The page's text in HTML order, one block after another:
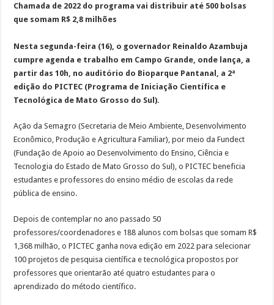
Chamada de 2022 do programa vai distribuir até 500 bolsas
que somam R$ 2,8 milhões
Nesta segunda-feira (16), o governador Reinaldo Azambuja
cumpre agenda e trabalho em Campo Grande, onde lança, a
partir das 10h, no auditório do Bioparque Pantanal, a 2ª
edição do PICTEC (Programa de Iniciação Científica e
Tecnológica de Mato Grosso do Sul).
Ação da Semagro (Secretaria de Meio Ambiente, Desenvolvimento
Econômico, Produção e Agricultura Familiar), por meio da Fundect
(Fundação de Apoio ao Desenvolvimento do Ensino, Ciência e
Tecnologia do Estado de Mato Grosso do Sul), o PICTEC beneficia
estudantes e professores do ensino médio de escolas da rede
pública de ensino.
Depois de contemplar no ano passado 50
professores/coordenadores e 188 alunos com bolsas que somam R$
1,368 milhão, o PICTEC ganha nova edição em 2022 para selecionar
100 projetos de pesquisa científica e tecnológica propostos por
professores que orientarão até quatro estudantes para o
aprendizado do método científico.